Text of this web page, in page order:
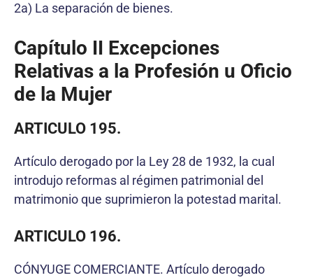
2a) La separación de bienes.
Capítulo II Excepciones
Relativas a la Profesión u Oficio
de la Mujer
ARTICULO 195.
Artículo derogado por la Ley 28 de 1932, la cual
introdujo reformas al régimen patrimonial del
matrimonio que suprimieron la potestad marital.
ARTICULO 196.
CÓNYUGE COMERCIANTE. Artículo derogado